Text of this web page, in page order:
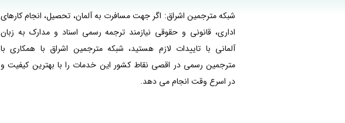
شبکه مترجمین اشراق: اگر جهت مسافرت به آلمان، تحصیل، انجام کارهای
اداری، قانونی و حقوقی نیازمند ترجمه رسمی اسناد و مدارک به زبان
آلمانی با تاییدات لازم هستید، شبکه مترجمین اشراق با همکاری با
مترجمین رسمی در اقصی نقاط کشور این خدمات را با بهترین کیفیت و
در اسرع وقت انجام می دهد.